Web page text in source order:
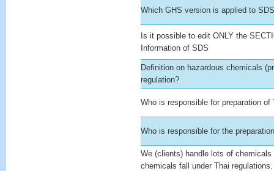
Which GHS version is applied to
Is it possible to edit ONLY the
Information of SDS
Definition on hazardous chemicals
regulation?
Who is responsible for preparation of
Who is responsible for the
We (clients) handle lots of chemicals
chemicals fall under Thai regulations.